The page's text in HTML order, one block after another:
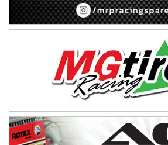
08/09-AGO
IAME SERIES ARGENTINA 6
Baradero (Buenos Aires)
Ciudad de Trenque Lauquen (Asfalto)
Trenque Lauquen (Buenos Aires)
ENTRERRIANO - F6 (POSTERGADA)
Parque de la Velocidad (Asfalto)
Villaguay (Entre Ríos)